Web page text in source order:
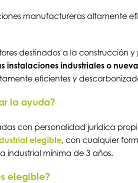
manufactureras altamente
destinados a la construcción y
instalaciones industriales o
eficientes y
la ayuda?
con personalidad jurídica
elegible, con cualquier
industrial mínima de 3 años.
elegible?